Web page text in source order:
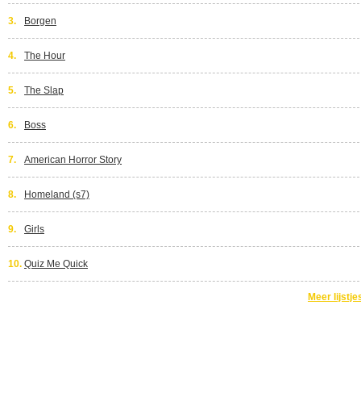
3. Borgen
4. The Hour
5. The Slap
6. Boss
7. American Horror Story
8. Homeland (s7)
9. Girls
10. Quiz Me Quick
Meer